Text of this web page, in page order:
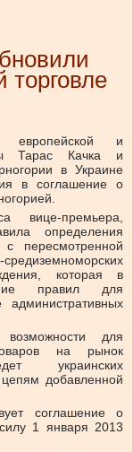
торговле
европейской и
Тарас Качка и
в Украине
в соглашение о
вице-премьера,
определения
с пересмотренной
которая в
правил для
для
на рынок
украинских
добавленной
соглашение о
1 января 2013